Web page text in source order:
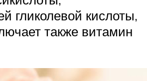
гликолевой кислоты,
также витамин